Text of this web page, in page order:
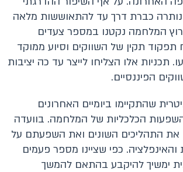
כברת דרך עד להתאוששות מלאה
המלחמה נקטנו במספר צעדים
תקין של השווקים וסיוע ממוקד
תכניות אלו הצליחו לייצר עד כה יציבות
הפיננסיים.
שהתקיימו ביומיים האחרונים
הכלכליות של המלחמה. בוועדה
את התהליכים השונים ואת השפעתם על
והאינפלציה. כפי שציינו מספר פעמים
ימשיך להיקבע בהתאם להמשך